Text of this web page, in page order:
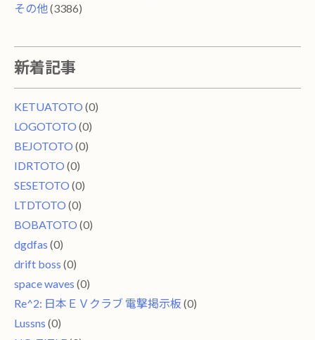
その他 (3386)
新着記事
KETUATOTO (0)
LOGOTOTO (0)
BEJOTOTO (0)
IDRTOTO (0)
SESETOTO (0)
LTDTOTO (0)
BOBATOTO (0)
dgdfas (0)
drift boss (0)
space waves (0)
Re^2: 日本ＥＶクラブ 電撃掲示板 (0)
Lussns (0)